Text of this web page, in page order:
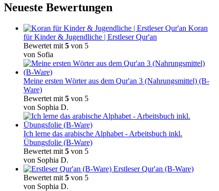
Neueste Bewertungen
Koran
für Kinder & Jugendliche | Erstleser Qur'an
Bewertet mit 5 von 5
von Sofia
Meine ersten Wörter aus dem Qur'an 3 (Nahrungsmittel) (B-
Ware)
Bewertet mit 5 von 5
von Sophia D.
Ich lerne das arabische Alphabet - Arbeitsbuch inkl.
Übungsfolie (B-Ware)
Bewertet mit 5 von 5
von Sophia D.
Erstleser Qur'an (B-Ware)
Bewertet mit 5 von 5
von Sophia D.